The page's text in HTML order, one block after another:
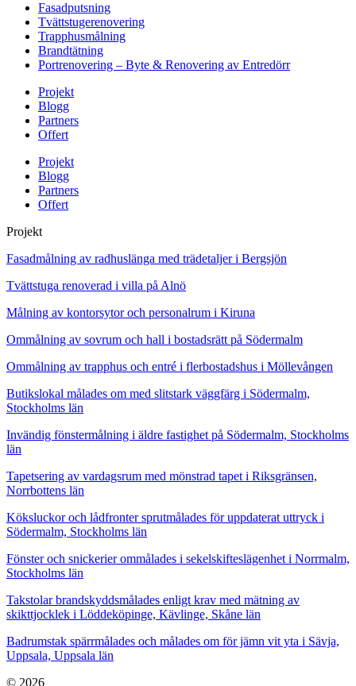
Fasadputsning
Tvättstugerenovering
Trapphusmålning
Brandtätning
Portrenovering – Byte & Renovering av Entredörr
Projekt
Blogg
Partners
Offert
Projekt
Blogg
Partners
Offert
Projekt
Fasadmålning av radhuslänga med trädetaljer i Bergsjön
Tvättstuga renoverad i villa på Alnö
Målning av kontorsytor och personalrum i Kiruna
Ommålning av sovrum och hall i bostadsrätt på Södermalm
Ommålning av trapphus och entré i flerbostadshus i Möllevången
Butikslokal målades om med slitstark väggfärg i Södermalm,
Stockholms län
Invändig fönstermålning i äldre fastighet på Södermalm, Stockholms
län
Tapetsering av vardagsrum med mönstrad tapet i Riksgränsen,
Norrbottens län
Köksluckor och lådfronter sprutmålades för uppdaterat uttryck i
Södermalm, Stockholms län
Fönster och snickerier ommålades i sekelskifteslägenhet i Norrmalm,
Stockholms län
Takstolar brandskyddsmålades enligt krav med mätning av
skikttjocklek i Löddeköpinge, Kävlinge, Skåne län
Badrumstak spärrmålades och målades om för jämn vit yta i Sävja,
Uppsala, Uppsala län
© 2026